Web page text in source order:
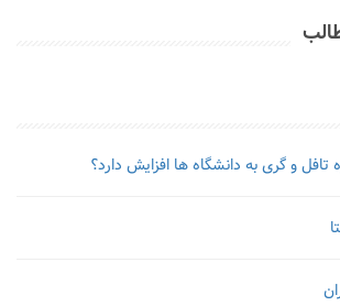
تافل و گری به دانشگاه ها افزایش دارد؟